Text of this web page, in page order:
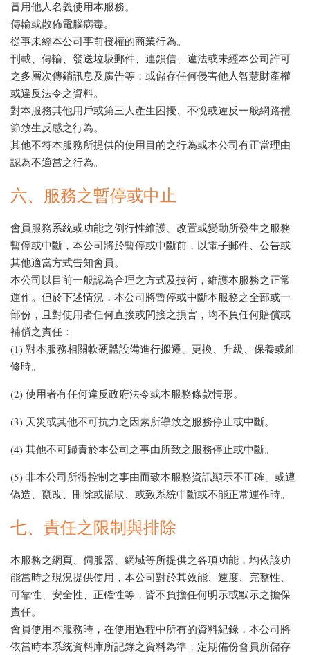
冒用他人名義使用本服務。
傳輸或散佈電腦病毒。
從事未經本公司事前授權的商業行為。
刊載、傳輸、發送垃圾郵件、連鎖信、違法或未經本公司許可
之多層次傳銷訊息及廣告等；或儲存任何侵害他人智慧財產權
或違反法令之資料。
對本服務其他用戶或第三人產生困擾、不悅或違反一般網路禮
節致生反感之行為。
其他不符本服務所提供的使用目的之行為或本公司有正當理由
認為不適當之行為。
六、服務之暫停或中止
會員服務系統或功能之例行性維護、改置或變動所發生之服務
暫停或中斷，本公司將於暫停或中斷前，以電子郵件、公告或
其他適當方式告知會員。
本公司以目前一般認為合理之方式及技術，維護本服務之正常
運作。但於下述情況，本公司將暫停或中斷本服務之全部或一
部份，且對使用者任何直接或間接之損害，均不負任何賠償或
補償之責任：
(1) 對本服務相關軟硬體設備進行搬遷、更換、升級、保養或維
修時。
(2) 使用者有任何違反政府法令或本服務條款情形。
(3) 天災或其他不可抗力之因素所導致之服務停止或中斷。
(4) 其他不可歸責於本公司之事由所致之服務停止或中斷。
(5) 非本公司所得控制之事由而致本服務資訊顯示不正確、或遭
偽造、竄改、刪除或擷取、或致系統中斷或不能正常運作時。
七、責任之限制與排除
本服務之網頁、伺服器、網域等所提供之各項功能，均依該功
能當時之現況提供使用，本公司對於其效能、速度、完整性、
可靠性、安全性、正確性等，皆不負擔任何明示或默示之擔保
責任。
會員使用本服務時，在使用過程中所有的資料紀錄，本公司將
依當時本系統資料庫所記錄之資料為準，定期備份會員所儲存